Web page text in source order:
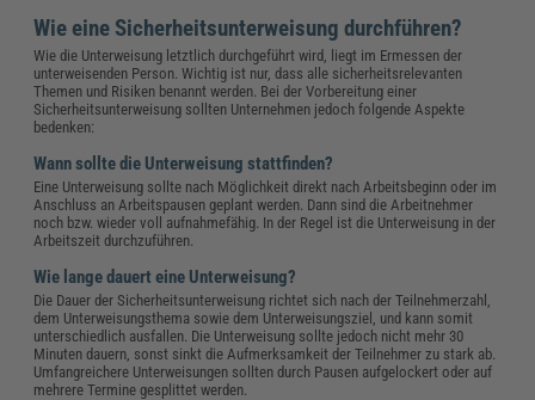
Wie eine Sicherheitsunterweisung durchführen?
Wie die Unterweisung letztlich durchgeführt wird, liegt im Ermessen der
unterweisenden Person. Wichtig ist nur, dass alle sicherheitsrelevanten
Themen und Risiken benannt werden. Bei der Vorbereitung einer
Sicherheitsunterweisung sollten Unternehmen jedoch folgende Aspekte
bedenken:
Wann sollte die Unterweisung stattfinden?
Eine Unterweisung sollte nach Möglichkeit direkt nach Arbeitsbeginn oder im
Anschluss an Arbeitspausen geplant werden. Dann sind die Arbeitnehmer
noch bzw. wieder voll aufnahmefähig. In der Regel ist die Unterweisung in der
Arbeitszeit durchzuführen.
Wie lange dauert eine Unterweisung?
Die Dauer der Sicherheitsunterweisung richtet sich nach der Teilnehmerzahl,
dem Unterweisungsthema sowie dem Unterweisungsziel, und kann somit
unterschiedlich ausfallen. Die Unterweisung sollte jedoch nicht mehr 30
Minuten dauern, sonst sinkt die Aufmerksamkeit der Teilnehmer zu stark ab.
Umfangreichere Unterweisungen sollten durch Pausen aufgelockert oder auf
mehrere Termine gesplittet werden.